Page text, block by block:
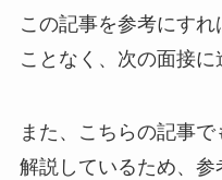
この記事を参考にす
ことなく、次の面接に
また、こちらの記事
解説しているため、参